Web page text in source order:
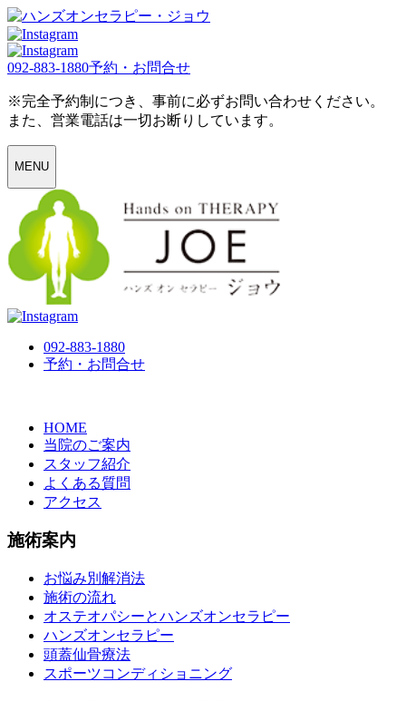
092-883-1880予約・お問合せ
※完全予約制につき、事前に必ずお問い合わせください。
また、営業電話は一切お断りしています。
MENU
092-883-1880
予約・お問合せ
HOME
当院のご案内
スタッフ紹介
よくある質問
アクセス
施術案内
お悩み別解消法
施術の流れ
オステオパシーとハンズオンセラピー
ハンズオンセラピー
頭蓋仙骨療法
スポーツコンディショニング